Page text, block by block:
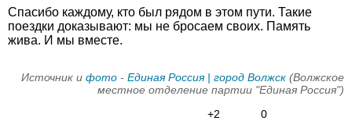
Спасибо каждому, кто был рядом в этом пути. Такие
поездки доказывают: мы не бросаем своих. Память
жива. И мы вместе.
Источник и фото - Единая Россия | город Волжск (Волжское
местное отделение партии "Единая Россия")
+2
0